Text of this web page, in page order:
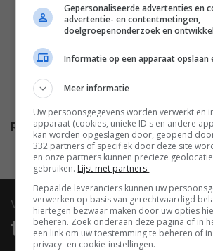
Blair,Antonio
Morgan,Marco
Colin Hanks,Eli
Avni
Release
30.04.2008
video
trailers & clips
Gepersonaliseerde advertenties en
advertentie- en contentmetingen,
doelgroepenonderzoek en
Informatie op een apparaat opslaan
Meer informatie
Uw persoonsgegevens worden verwerkt en
apparaat (cookies, unieke ID's en andere
kan worden opgeslagen door, geopend
332 partners of specifiek door deze site
en onze partners kunnen precieze
gebruiken. Lijst met partners.
Bepaalde leveranciers kunnen uw
verwerken op basis van gerechtvaardigd
hiertegen bezwaar maken door uw opties
beheren. Zoek onderaan deze pagina of in
een link om uw toestemming te beheren of
privacy- en cookie-instellingen.